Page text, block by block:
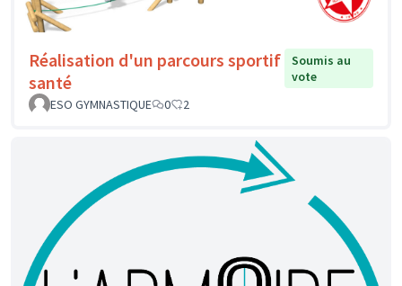
Réalisation d'un parcours sportif
santé
Soumis au
vote
ESO GYMNASTIQUE
0 2